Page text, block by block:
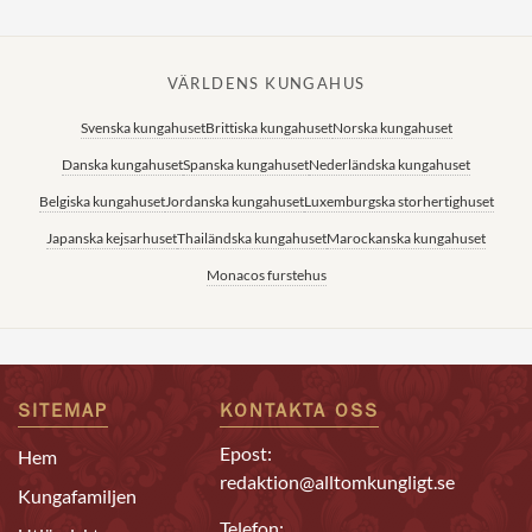
VÄRLDENS KUNGAHUS
Svenska kungahusetBrittiska kungahusetNorska kungahuset
Danska kungahusetSpanska kungahusetNederländska kungahuset
Belgiska kungahusetJordanska kungahusetLuxemburgska storhertighuset
Japanska kejsarhusetThailändska kungahusetMarockanska kungahuset
Monacos furstehus
SITEMAP
Hem
Kungafamiljen
KONTAKTA OSS
Epost:
redaktion@alltomkungligt.se